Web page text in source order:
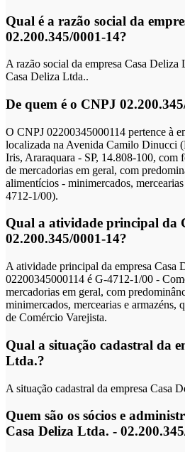
Qual é a razão social da
02.200.345/0001-14?
A razão social da empresa Casa
Casa Deliza Ltda..
De quem é o CNPJ
O CNPJ 02200345000114 pertence à
localizada na Avenida Camilo Dinucci
Iris, Araraquara - SP, 14.808-100, com
de mercadorias em geral, com
alimentícios - minimercados,
4712-1/00).
Qual a atividade principal da
02.200.345/0001-14?
A atividade principal da empresa Casa
02200345000114 é G-4712-1/00 -
mercadorias em geral, com
minimercados, mercearias e armazéns,
de Comércio Varejista.
Qual a situação cadastral da
Ltda.?
A situação cadastral da empresa Casa
Quem são os sócios e
Casa Deliza Ltda. -